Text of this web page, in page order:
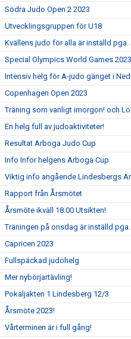
Södra Judo Open 2 2023
Utvecklingsgruppen för U18
Kvällens judo för alla är inställd pga.
Special Olympics World Games
Intensiv helg för A-judo gänget i
Copenhagen Open 2023
Träning som vanligt imorgon! och
En helg full av judoaktiviteter!
Resultat Arboga Judo Cup
Info Inför helgens Arboga Cup
Viktig info angående Lindesbergs
Rapport från Årsmötet
Årsmöte ikväll 18.00 Utsikten!
Träningen på onsdag är inställd
Capricen 2023
Fullspäckad judohelg
Mer nybörjartävling!
Pokaljakten 1 Lindesberg 12/3
Årsmöte 2023!
Vårterminen är i full gång!